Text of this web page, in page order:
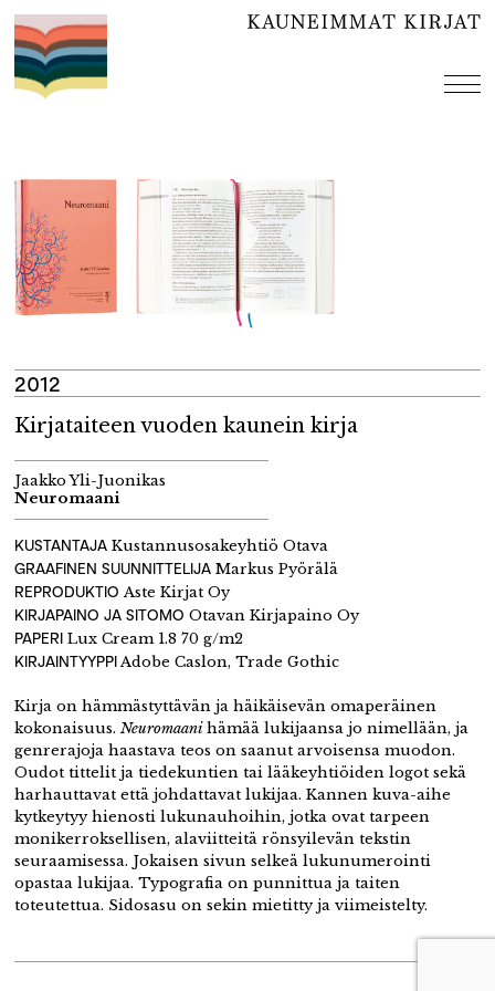
Hyppää
sisältöön
2012
Kirjataiteen vuoden kaunein kirja
Jaakko Yli-Juonikas
Neuromaani
KUSTANTAJA Kustannusosakeyhtiö Otava
GRAAFINEN SUUNNITTELIJA Markus Pyörälä
REPRODUKTIO Aste Kirjat Oy
KIRJAPAINO JA SITOMO Otavan Kirjapaino Oy
PAPERI Lux Cream 1.8 70 g/m2
KIRJAINTYYPPIAdobe Caslon, Trade Gothic
Kirja on hämmästyttävän ja häikäisevän omaperäinen
kokonaisuus. Neuromaanihämää lukijaansa jo nimellään, ja
genrerajoja haastava teos on saanut arvoisensa muodon.
Oudot tittelit ja tiedekuntien tai lääkeyhtiöiden logot sekä
harhauttavat että johdattavat lukijaa. Kannen kuva-aihe
kytkeytyy hienosti lukunauhoihin, jotka ovat tarpeen
monikerroksellisen, alaviitteitä rönsyilevän tekstin
seuraamisessa. Jokaisen sivun selkeä lukunumerointi
opastaa lukijaa. Typografia on punnittua ja taiten
toteutettua. Sidosasu on sekin mietitty ja viimeistelty.